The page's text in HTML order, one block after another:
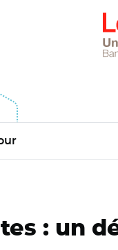
: un